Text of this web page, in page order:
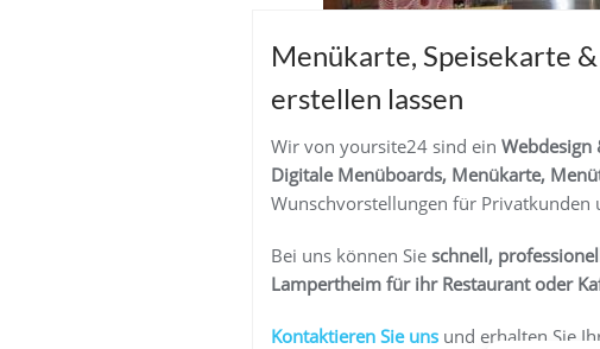
Menükarte, Speisekarte
erstellen lassen
Wir von yoursite24 sind ein Webdesign
Digitale Menüboards, Menükarte,
Wunschvorstellungen für Privatkunden
Bei uns können Sie schnell,
Lampertheim für ihr Restaurant oder
Kontaktieren Sie uns und erhalten Sie